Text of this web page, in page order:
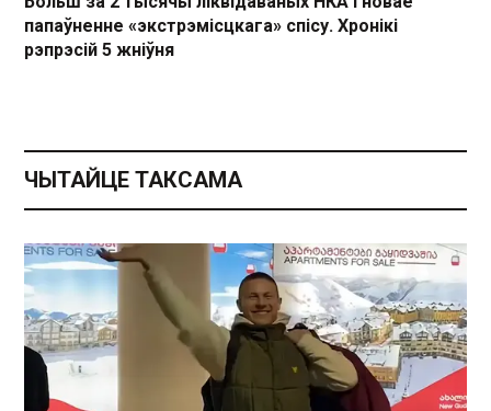
папаўненне «экстрэмісцкага» спісу. Хронікі
рэпрэсій 5 жніўня
ЧЫТАЙЦЕ ТАКСАМА